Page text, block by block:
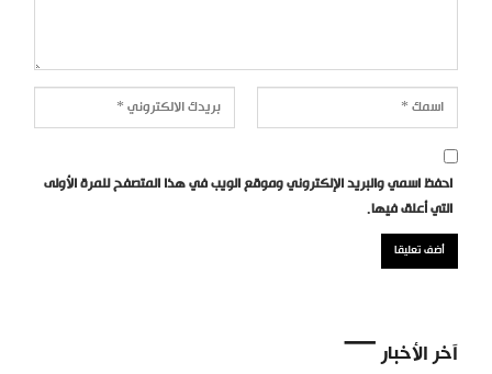
احفظ اسمي والبريد الإلكتروني وموقع الويب في هذا المتصفح للمرة الأولى
التي أعلق فيها.
آخر الأخبار